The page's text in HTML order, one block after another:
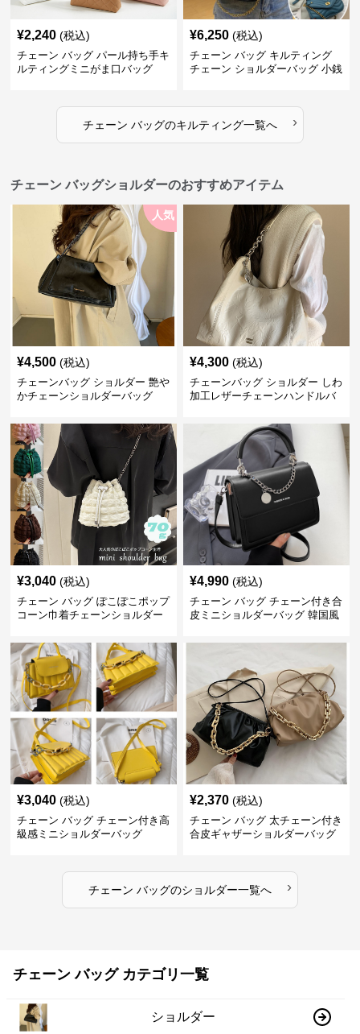
¥2,240 (税込)
チェーン バッグ パール持ち手キ
ルティングミニがま口バッグ
¥6,250 (税込)
チェーン バッグ キルティング
チェーン ショルダーバッグ 小銭
チェーン バッグのキルティング一覧へ ›
チェーン バッグショルダーのおすすめアイテム
人気
¥4,500 (税込)
チェーンバッグ ショルダー 艶や
かチェーンショルダーバッグ
¥4,300 (税込)
チェーンバッグ ショルダー しわ
加工レザーチェーンハンドルバ
¥3,040 (税込)
チェーン バッグ ぽこぽこポップ
コーン巾着チェーンショルダー
¥4,990 (税込)
チェーン バッグ チェーン付き合
皮ミニショルダーバッグ 韓国風
¥3,040 (税込)
チェーン バッグ チェーン付き高
級感ミニショルダーバッグ
¥2,370 (税込)
チェーン バッグ 太チェーン付き
合皮ギャザーショルダーバッグ
チェーン バッグのショルダー一覧へ ›
チェーン バッグ カテゴリ一覧
ショルダー